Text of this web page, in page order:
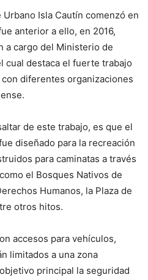
Isla Cautín comenzó en
anterior a ello, en 2016,
a cargo del Ministerio de
cual destaca el fuerte trabajo
diferentes organizaciones
de este trabajo, es que el
diseñado para la recreación
para caminatas a través
el Bosques Nativos de
Humanos, la Plaza de
otros hitos.
accesos para vehículos,
limitados a una zona
principal la seguridad